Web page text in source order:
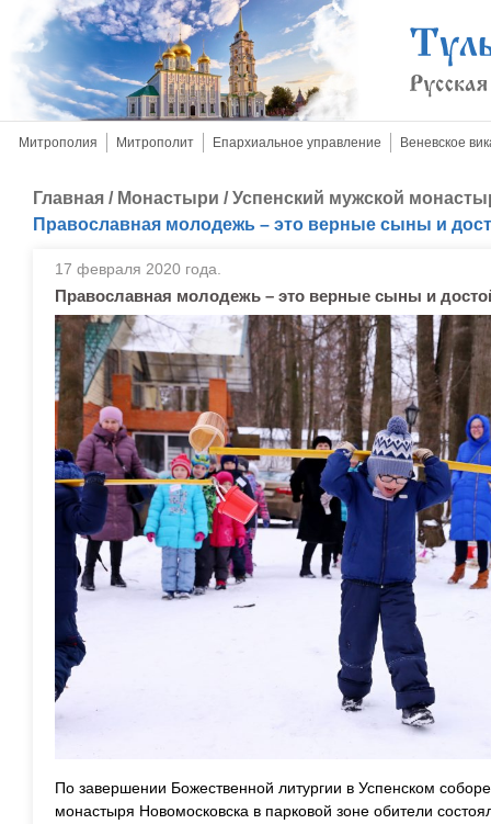
Митрополия Митрополит Епархиальное управление Веневское
Главная / Монастыри /Успенский мужской
Православная молодежь – это верные сыны и
17 февраля 2020 года.
Православная молодежь – это верные сыны и
По завершении Божественной литургии в Успенском
монастыря Новомосковска в парковой зоне обители